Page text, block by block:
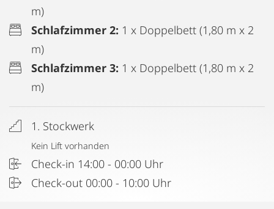
m)
Schlafzimmer 2: 1 x Doppelbett (1,80 m x 2
m)
Schlafzimmer 3: 1 x Doppelbett (1,80 m x 2
m)
1. Stockwerk
Kein Lift vorhanden
Check-in 14:00 - 00:00 Uhr
Check-out 00:00 - 10:00 Uhr